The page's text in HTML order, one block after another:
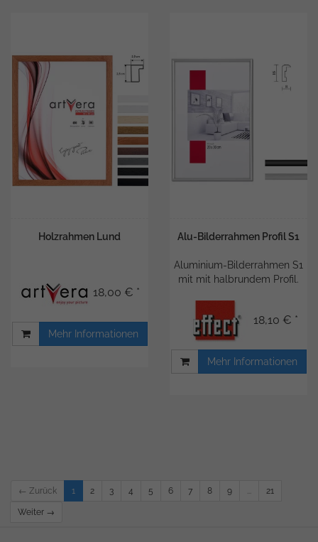
Holzrahmen Lund
18,00 € *
Mehr Informationen
Alu-Bilderrahmen Profil S1
Aluminium-Bilderrahmen S1
mit mit halbrundem Profil.
18,10 € *
Mehr Informationen
← Zurück 1 2 3 4 5 6 7 8 9 ... 21
Weiter →